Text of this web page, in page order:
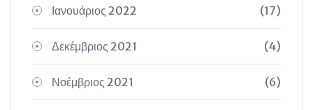
Ιανουάριος 2022 (17)
Δεκέμβριος 2021 (4)
Νοέμβριος 2021 (6)